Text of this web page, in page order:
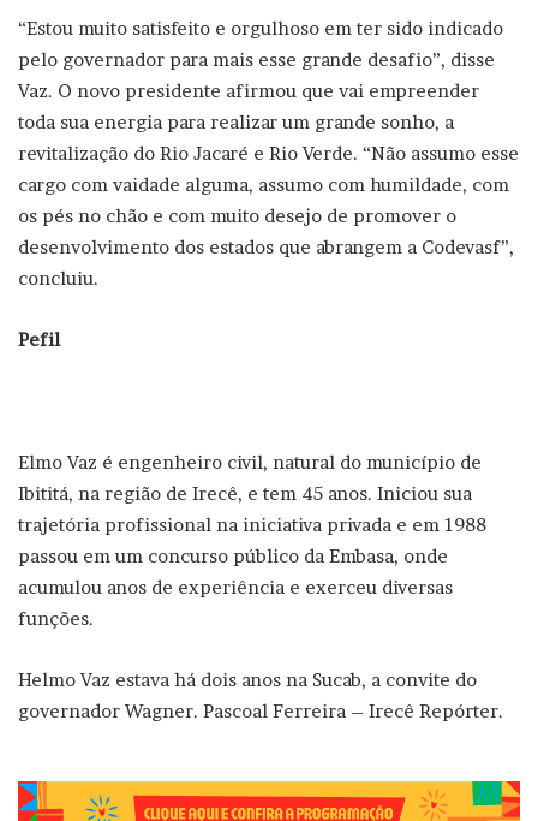
“Estou muito satisfeito e orgulhoso em ter sido indicado
pelo governador para mais esse grande desafio”, disse
Vaz. O novo presidente afirmou que vai empreender
toda sua energia para realizar um grande sonho, a
revitalização do Rio Jacaré e Rio Verde. “Não assumo esse
cargo com vaidade alguma, assumo com humildade, com
os pés no chão e com muito desejo de promover o
desenvolvimento dos estados que abrangem a Codevasf”,
concluiu.
Pefil
Elmo Vaz é engenheiro civil, natural do município de
Ibititá, na região de Irecê, e tem 45 anos. Iniciou sua
trajetória profissional na iniciativa privada e em 1988
passou em um concurso público da Embasa, onde
acumulou anos de experiência e exerceu diversas
funções.
Helmo Vaz estava há dois anos na Sucab, a convite do
governador Wagner. Pascoal Ferreira – Irecê Repórter.